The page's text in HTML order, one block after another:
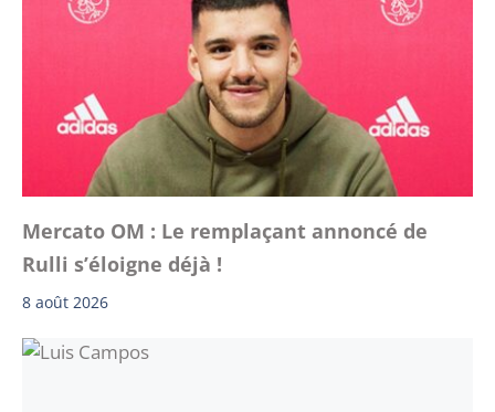
Mercato OM : Le remplaçant annoncé de
Rulli s’éloigne déjà !
8 août 2026